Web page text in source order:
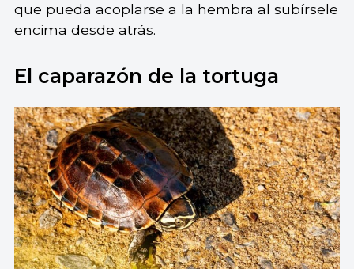
que pueda acoplarse a la hembra al subírsele
encima desde atrás.
El caparazón de la tortuga